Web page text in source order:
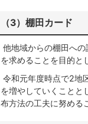
（3）棚田カード
他地域からの棚田へ
を求めることを目的と
令和元年度時点で2地
を増やしていくことと
布方法の工夫に努める